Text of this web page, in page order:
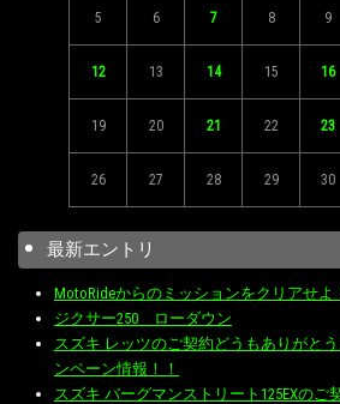
5 6 7 8 9
12 13 14 15 16
19 20 21 22 23
26 27 28 29 30
最新エントリ
MotoRideからのミッションをクリアせよ
ジクサー250 ローダウン
スズキ レッツのご契約どうもありがと
ンペーン情報！！
スズキ バーグマンストリート125EXの